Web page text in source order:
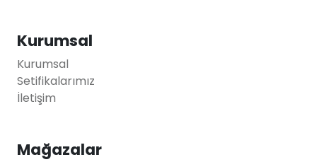
Kurumsal
Kurumsal
Setifikalarımız
İletişim
Mağazalar